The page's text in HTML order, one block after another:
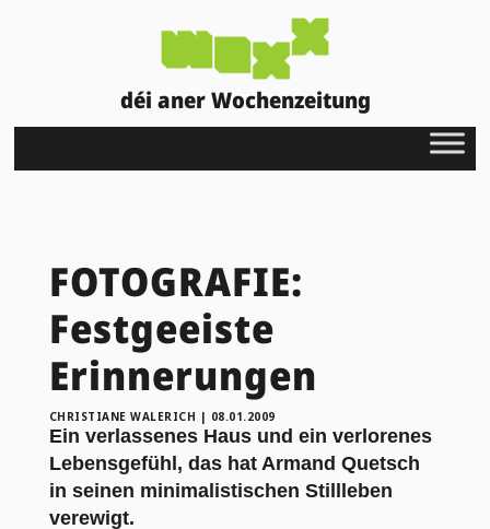
déi aner Wochenzeitung
FOTOGRAFIE:
Festgeeiste
Erinnerungen
CHRISTIANE WALERICH | 08.01.2009
Ein verlassenes Haus und ein verlorenes
Lebensgefühl, das hat Armand Quetsch
in seinen minimalistischen Stillleben
verewigt.